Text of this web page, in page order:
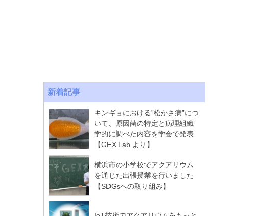
新着記事
キンギョにおける”松かさ病”につ
いて、原因菌の特定と病理組織
学的に調べた内容を学会で発表
【GEX Lab.より】
横浜市の小学校でアクアリウム
を通じた出張授業を行いました
【SDGsへの取り組み】